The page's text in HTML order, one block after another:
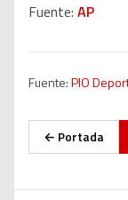
Fuente: AP
Fuente:PIO
← Portada